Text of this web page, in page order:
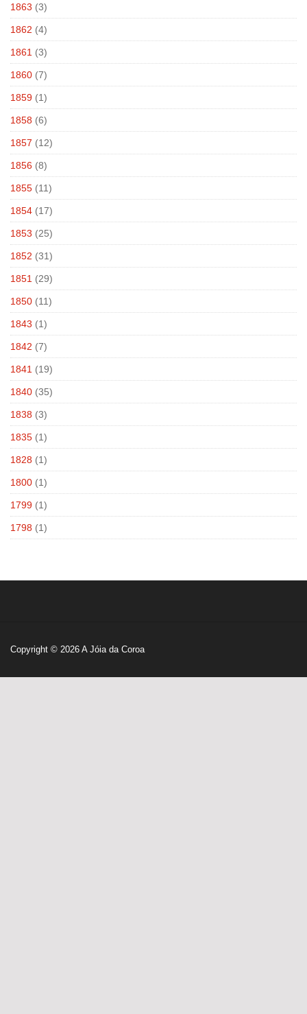
1863 (3)
1862 (4)
1861 (3)
1860 (7)
1859 (1)
1858 (6)
1857 (12)
1856 (8)
1855 (11)
1854 (17)
1853 (25)
1852 (31)
1851 (29)
1850 (11)
1843 (1)
1842 (7)
1841 (19)
1840 (35)
1838 (3)
1835 (1)
1828 (1)
1800 (1)
1799 (1)
1798 (1)
Copyright © 2026 A Jóia da Coroa